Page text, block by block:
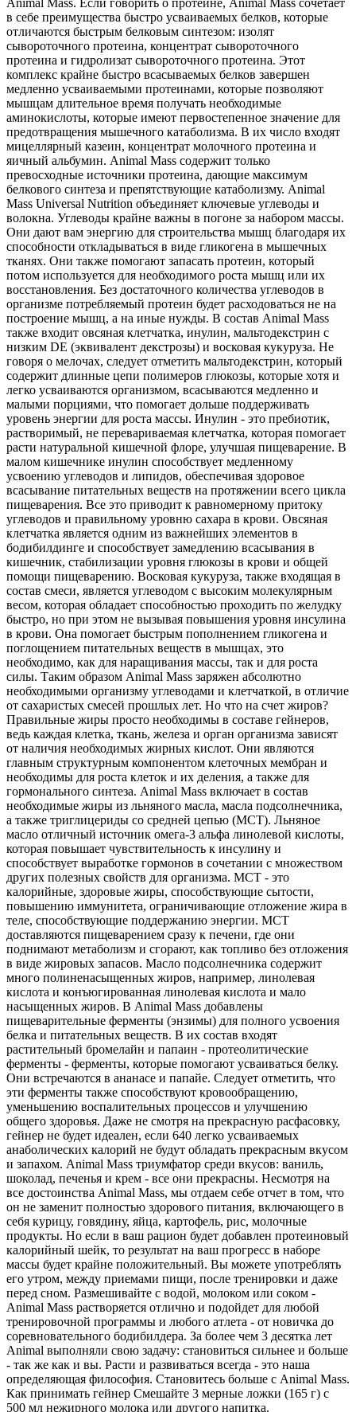
Animal Mass. Если говорить о протеине, Animal Mass сочетает
в себе преимущества быстро усваиваемых белков, которые
отличаются быстрым белковым синтезом: изолят
сывороточного протеина, концентрат сывороточного
протеина и гидролизат сывороточного протеина. Этот
комплекс крайне быстро всасываемых белков завершен
медленно усваиваемыми протеинами, которые позволяют
мышцам длительное время получать необходимые
аминокислоты, которые имеют первостепенное значение для
предотвращения мышечного катаболизма. В их число входят
мицеллярный казеин, концентрат молочного протеина и
яичный альбумин. Animal Mass содержит только
превосходные источники протеина, дающие максимум
белкового синтеза и препятствующие катаболизму. Animal
Mass Universal Nutrition объединяет ключевые углеводы и
волокна. Углеводы крайне важны в погоне за набором массы.
Они дают вам энергию для строительства мышц благодаря их
способности откладываться в виде гликогена в мышечных
тканях. Они также помогают запасать протеин, который
потом используется для необходимого роста мышц или их
восстановления. Без достаточного количества углеводов в
организме потребляемый протеин будет расходоваться не на
построение мышц, а на иные нужды. В состав Animal Mass
также входит овсяная клетчатка, инулин, мальтодекстрин с
низким DE (эквивалент декстрозы) и восковая кукуруза. Не
говоря о мелочах, следует отметить мальтодекстрин, который
содержит длинные цепи полимеров глюкозы, которые хотя и
легко усваиваются организмом, всасываются медленно и
малыми порциями, что помогает дольше поддерживать
уровень энергии для роста массы. Инулин - это пребиотик,
растворимый, не перевариваемая клетчатка, которая помогает
расти натуральной кишечной флоре, улучшая пищеварение. В
малом кишечнике инулин способствует медленному
усвоению углеводов и липидов, обеспечивая здоровое
всасывание питательных веществ на протяжении всего цикла
пищеварения. Все это приводит к равномерному притоку
углеводов и правильному уровню сахара в крови. Овсяная
клетчатка является одним из важнейших элементов в
бодибилдинге и способствует замедлению всасывания в
кишечник, стабилизации уровня глюкозы в крови и общей
помощи пищеварению. Восковая кукуруза, также входящая в
состав смеси, является углеводом с высоким молекулярным
весом, которая обладает способностью проходить по желудку
быстро, но при этом не вызывая повышения уровня инсулина
в крови. Она помогает быстрым пополнением гликогена и
поглощением питательных веществ в мышцах, это
необходимо, как для наращивания массы, так и для роста
силы. Таким образом Animal Mass заряжен абсолютно
необходимыми организму углеводами и клетчаткой, в отличие
от сахаристых смесей прошлых лет. Но что на счет жиров?
Правильные жиры просто необходимы в составе гейнеров,
ведь каждая клетка, ткань, железа и орган организма зависят
от наличия необходимых жирных кислот. Они являются
главным структурным компонентом клеточных мембран и
необходимы для роста клеток и их деления, а также для
гормонального синтеза. Animal Mass включает в состав
необходимые жиры из льняного масла, масла подсолнечника,
а также триглицериды со средней цепью (MCT). Льняное
масло отличный источник омега-3 альфа линолевой кислоты,
которая повышает чувствительность к инсулину и
способствует выработке гормонов в сочетании с множеством
других полезных свойств для организма. MCT - это
калорийные, здоровые жиры, способствующие сытости,
повышению иммунитета, ограничивающие отложение жира в
теле, способствующие поддержанию энергии. MCT
доставляются пищеварением сразу к печени, где они
поднимают метаболизм и сгорают, как топливо без отложения
в виде жировых запасов. Масло подсолнечника содержит
много полиненасыщенных жиров, например, линолевая
кислота и конъюгированная линолевая кислота и мало
насыщенных жиров. В Animal Mass добавлены
пищеварительные ферменты (энзимы) для полного усвоения
белка и питательных веществ. В их состав входят
растительный бромелайн и папаин - протеолитические
ферменты - ферменты, которые помогают усваиваться белку.
Они встречаются в ананасе и папайе. Следует отметить, что
эти ферменты также способствуют кровообращению,
уменьшению воспалительных процессов и улучшению
общего здоровья. Даже не смотря на прекрасную расфасовку,
гейнер не будет идеален, если 640 легко усваиваемых
анаболических калорий не будут обладать прекрасным вкусом
и запахом. Animal Mass триумфатор среди вкусов: ваниль,
шоколад, печенья и крем - все они прекрасны. Несмотря на
все достоинства Animal Mass, мы отдаем себе отчет в том, что
он не заменит полностью здорового питания, включающего в
себя курицу, говядину, яйца, картофель, рис, молочные
продукты. Но если в ваш рацион будет добавлен протеиновый
калорийный шейк, то результат на ваш прогресс в наборе
массы будет крайне положительный. Вы можете употреблять
его утром, между приемами пищи, после тренировки и даже
перед сном. Размешивайте с водой, молоком или соком -
Animal Mass растворяется отлично и подойдет для любой
тренировочной программы и любого атлета - от новичка до
соревновательного бодибилдера. За более чем 3 десятка лет
Animal выполняли свою задачу: становиться сильнее и больше
- так же как и вы. Расти и развиваться всегда - это наша
определяющая философия. Становитесь больше с Animal Mass.
Как принимать гейнер Смешайте 3 мерные ложки (165 г) с
500 мл нежирного молока или другого напитка.